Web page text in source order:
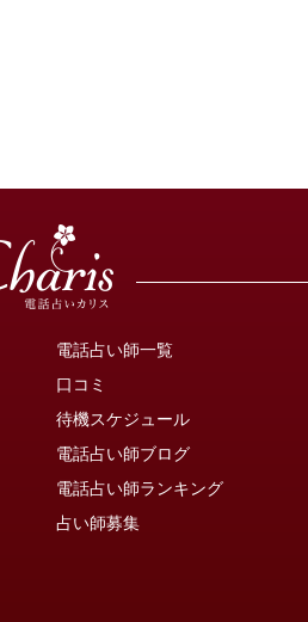
電話占い師一覧
口コミ
待機スケジュール
電話占い師ブログ
電話占い師ランキング
占い師募集